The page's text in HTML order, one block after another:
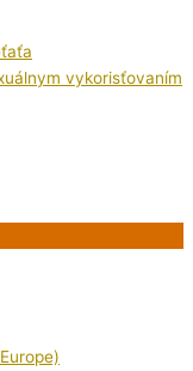
vykorisťovaním